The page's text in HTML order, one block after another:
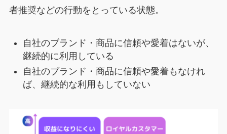
者推奨などの行動をとっている状態。
自社のブランド・商品に信頼や愛着はないが、
継続的に利用している
自社のブランド・商品に信頼や愛着もなけれ
ば、継続的な利用もしていない